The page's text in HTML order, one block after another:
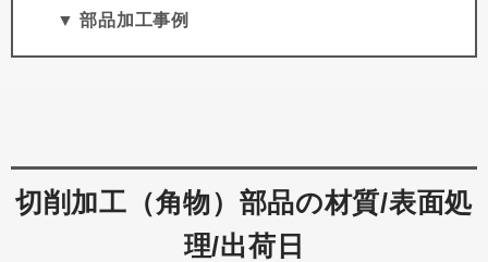
▼ 部品加工事例
切削加工（角物）部品の材質/表面処
理/出荷日